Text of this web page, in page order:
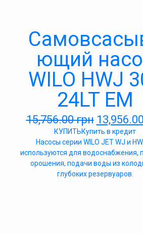
ющий
WILO HWJ
24LT EM
15,756.00грн 13,956.00
КУПИТЬКупить в кредит
Насосы серии WILO JET WJ и
используются для водоснабжения,
орошения, подачи воды из
глубоких резервуаров.